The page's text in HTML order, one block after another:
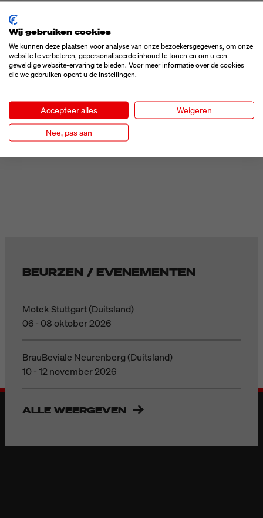
DUURZAAM ETIKETTEREN MET MARKOPRINT
X1JET
Na het etiketteren brengt een Markoprint X1JET thermisch
inkjetprintsysteem van Bluhm Weber Group een
Omdat inkt op waterbasis niet hecht aan plastic
oppervlakken, gebruikt Hoyer een inkt op basis van
oplosmiddelen. Deze heeft uitstekende hechtings- en
BEURZEN / EVENEMENTEN
Motek Stuttgart (Duitsland)
06 - 08 oktober 2026
BrauBeviale Neurenberg (Duitsland)
10 - 12 november 2026
ALLE WEERGEVEN
Wij gebruiken cookies
We kunnen deze plaatsen voor analyse van onze bezoekersgegevens, om onze
website te verbeteren, gepersonaliseerde inhoud te tonen en om u een
geweldige website-ervaring te bieden. Voor meer informatie over de cookies
die we gebruiken opent u de instellingen.
Accepteer alles Weigeren
Nee, pas aan